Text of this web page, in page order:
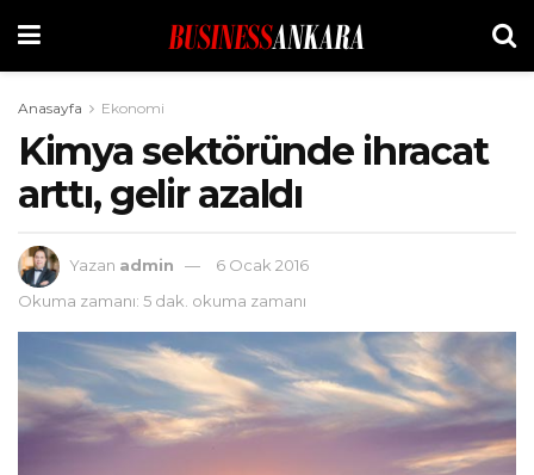
Anasayfa Ekonomi
Kimya sektöründe ihracat
arttı, gelir azaldı
Yazan admin
6 Ocak 2016
Okuma zamanı: 5 dak. okuma zamanı